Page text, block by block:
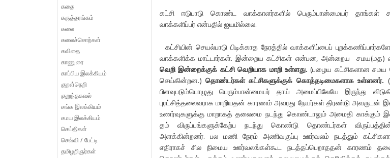
கட்சி ஈடுபாடு கொண்ட வாக்காளர்களில் பெரும்பான்மையர் தாங்கள்
வாக்களிப்பர் என்பதில் ஐயமில்லை.
கட்சியின் செயல்பாடு பிடிக்காத நேரத்தில் வாக்களிப்பைப்
வாக்களிக்க மாட்டார்கள். இன்றைய கட்சிகள் என்பன, அன்றைய சமய(மத)
வெறி இன்றைக்குக் கட்சி வெறியாக மாறி உள்ளது. (பழைய கட்சிகளான சமய
செய்கின்றன.)தொண்டர்கள் கட்சிகளுக்குக் கொத்தடிமைகளாக உள்ளனர்.
பிளவுபடும்பொழுது பெரும்பான்மையர் தாய் அமைப்பிலேயே இருந்து
புரட்சித்தலைவராக மாறியதன் காரணம் அவரது நேயர்கள் திரண்டு
உணர்வுகளுக்கு மாறாகத் தலைமை நடந்து கொண்டாலும் அமைதி காக்கும்
தம் விருப்பங்களுக்கேற்ப நடந்து கொண்டு தொண்டர்கள்
அளக்கின்றனர். பல மணி நேரம் அணிவகுப்பு ஊர்வலம் நடத்தும்
எதிராகச் சில நிமைய ஊர்வலங்கள்கூட நடத்தப்பெறாததன் காரணம்
கதை
கருத்தரங்கம்
கலை
கலைச்சொற்கள்
கவிதை
காணுரை
காப்பிய இலக்கியம்
குறள்நெறி
குறுந்தகவல்
சங்க இலக்கியம்
சமய இலக்கியம்
செய்திகள்
செவ்வி / பேட்டி
தமிழறிஞர்கள்